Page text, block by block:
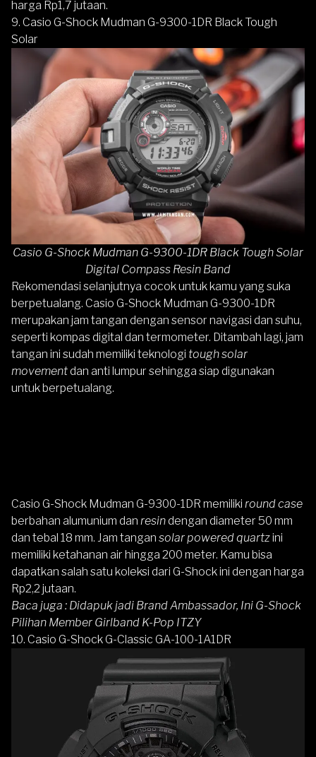
harga Rp1,7 jutaan.
9. Casio G-Shock Mudman G-9300-1DR Black Tough
Solar
Casio G-Shock Mudman G-9300-1DR Black Tough Solar
Digital Compass Resin Band
Rekomendasi selanjutnya cocok untuk kamu yang suka
berpetualang. Casio G-Shock Mudman G-9300-1DR
merupakan jam tangan dengan sensor navigasi dan suhu,
seperti kompas digital dan termometer. Ditambah lagi, jam
tangan ini sudah memiliki teknologi tough solar
movementdan anti lumpur sehingga siap digunakan
untuk berpetualang.
Casio G-Shock Mudman G-9300-1DR memiliki round case
berbahan alumunium dan resindengan diameter 50 mm
dan tebal 18 mm. Jam tangan solar powered quartzini
memiliki ketahanan air hingga 200 meter. Kamu bisa
dapatkan salah satu koleksi dari G-Shock ini dengan harga
Rp2,2 jutaan.
Baca juga : Didapuk jadi Brand Ambassador, Ini G-Shock
Pilihan Member Girlband K-Pop ITZY
10. Casio G-Shock G-Classic GA-100-1A1DR